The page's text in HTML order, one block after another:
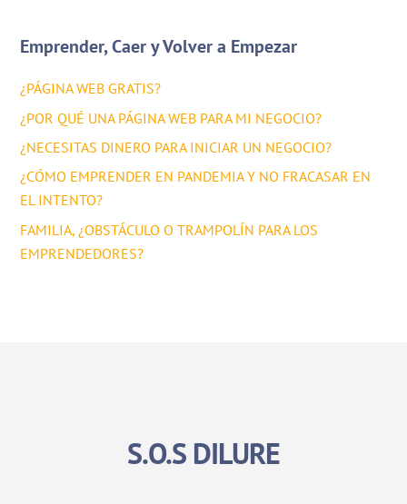
Emprender, Caer y Volver a Empezar
¿PÁGINA WEB GRATIS?
¿POR QUÉ UNA PÁGINA WEB PARA MI NEGOCIO?
¿NECESITAS DINERO PARA INICIAR UN NEGOCIO?
¿CÓMO EMPRENDER EN PANDEMIA Y NO FRACASAR EN
EL INTENTO?
FAMILIA, ¿OBSTÁCULO O TRAMPOLÍN PARA LOS
EMPRENDEDORES?
S.O.S DILURE